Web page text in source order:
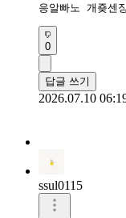
응알빠노 개죶센
0
답글 쓰기
2026.07.10
ssul0115